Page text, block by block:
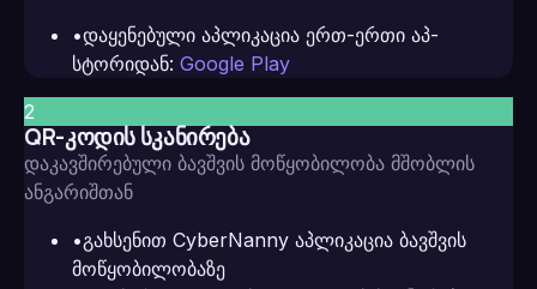
•დაყენებული აპლიკაცია ერთ-ერთი აპ-
სტორიდან: Google Play
2
QR-კოდის სკანირება
დაკავშირებული ბავშვის მოწყობილობა მშობლის
ანგარიშთან
•გახსენით CyberNanny აპლიკაცია ბავშვის
მოწყობილობაზე